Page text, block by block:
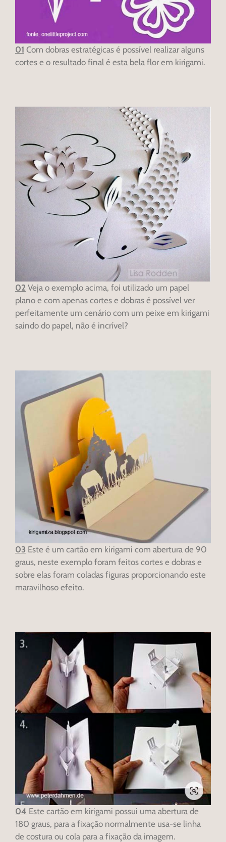
01 Com dobras estratégicas é possível realizar alguns
cortes e o resultado final é esta bela flor em kirigami.
02 Veja o exemplo acima, foi utilizado um papel
plano e com apenas cortes e dobras é possível ver
perfeitamente um cenário com um peixe em kirigami
saindo do papel, não é incrível?
03 Este é um cartão em kirigami com abertura de 90
graus, neste exemplo foram feitos cortes e dobras e
sobre elas foram coladas figuras proporcionando este
maravilhoso efeito.
04 Este cartão em kirigami possui uma abertura de
180 graus, para a fixação normalmente usa-se linha
de costura ou cola para a fixação da imagem.